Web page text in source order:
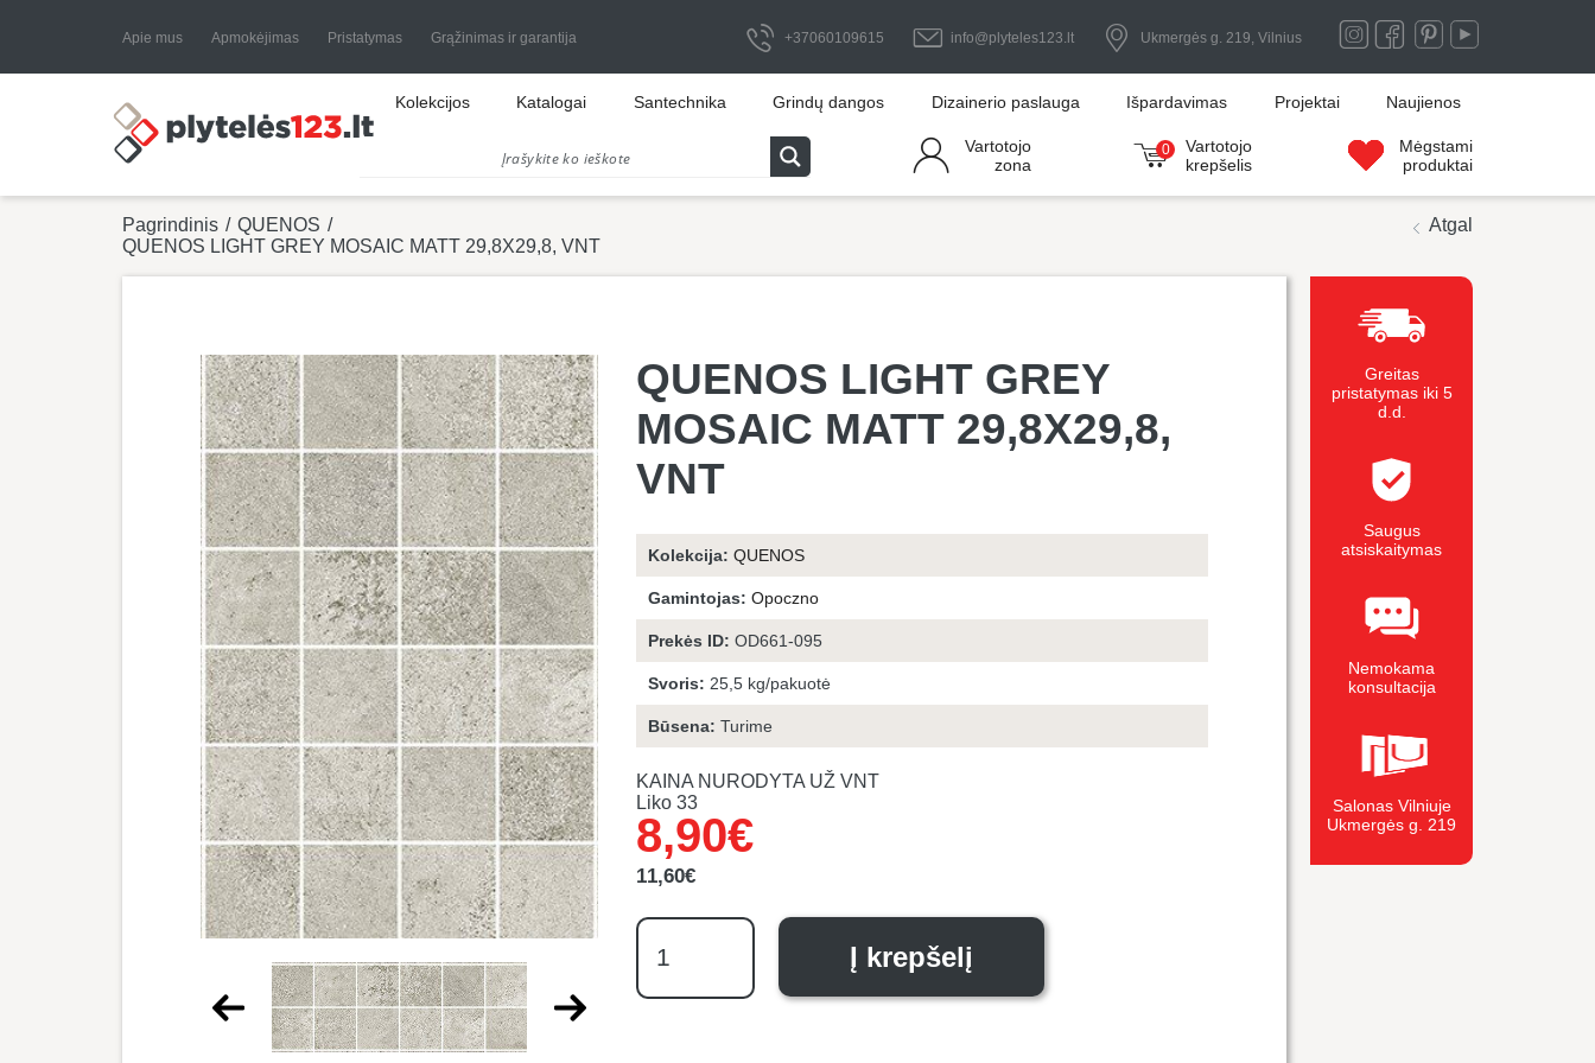
Apie mus Apmokėjimas Pristatymas Grąžinimas ir garantija +37060109615 info@plyteles123.lt Ukmergės g. 219, Vilnius
Kolekcijos Katalogai Santechnika Grindų dangos Dizainerio paslauga Išpardavimas Projektai Naujienos
Vartotojo
zona
0
Vartotojo
krepšelis
Mėgstami
produktai
Pagrindinis / QUENOS /
QUENOS LIGHT GREY MOSAIC MATT 29,8X29,8, VNT
Atgal
QUENOS LIGHT GREY
MOSAIC MATT 29,8X29,8,
VNT
Kolekcija: QUENOS
Gamintojas: Opoczno
Prekės ID: OD661-095
Svoris: 25,5 kg/pakuotė
Būsena: Turime
KAINA NURODYTA UŽ VNT
Liko 33
11,60€
Original
price
was:
11,60€.
8,90€
Current
price
is:
8,90€.
produkto
kiekis:
QUENOS
LIGHT
Į krepšelį
Greitas
pristatymas iki 5
d.d.
Saugus
atsiskaitymas
Nemokama
konsultacija
Salonas Vilniuje
Ukmergės g. 219